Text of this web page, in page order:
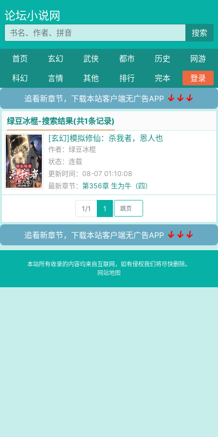
论坛小说网
搜索
首页 玄幻 武侠 都市 历史
网游
科幻
言情 其他 排行 完本 登录
追看新章节，下载本站客户端无广告APP ↓↓↓
绿豆冰棍-搜索结果(共1条记录)
[玄幻]模拟修仙：杀我者，恩人也
作者：绿豆冰棍
状态：连载
更新时间：08-07 01:10:08
最新章节：第356章 生为牛（四）
1/1 1
追看新章节，下载本站客户端无广告APP ↓↓↓
本站所有收录的内容均来自互联网，如有侵权我们将尽快删除。
网站地图